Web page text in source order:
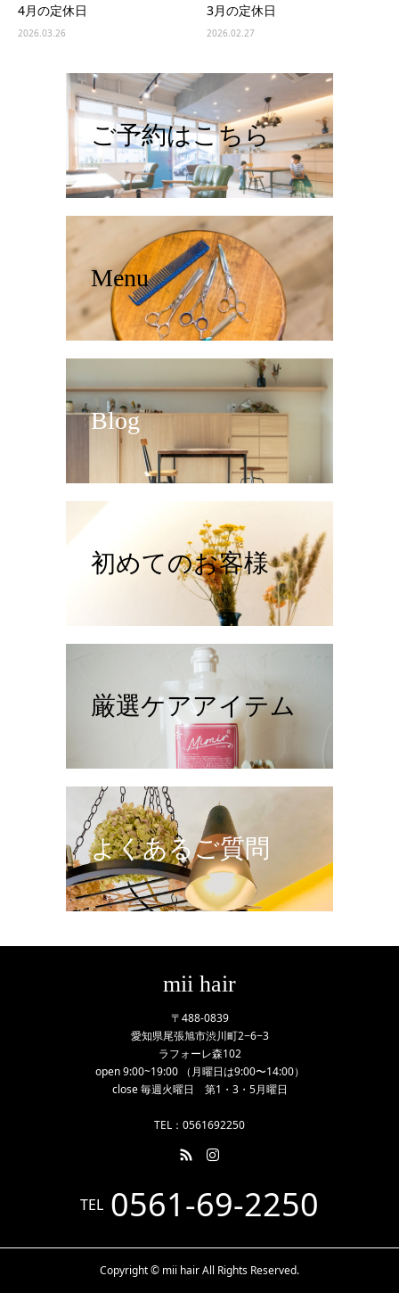
4月の定休日
2026.03.26
3月の定休日
2026.02.27
ご予約はこちら
Menu
Blog
初めてのお客様
厳選ケアアイテム
よくあるご質問
mii hair
〒488-0839
愛知県尾張旭市渋川町2−6−3
ラフォーレ森102
open 9:00~19:00 （月曜日は9:00〜14:00）
close 毎週火曜日 第1・3・5月曜日
TEL：0561692250
TEL 0561-69-2250
Copyright © mii hair All Rights Reserved.